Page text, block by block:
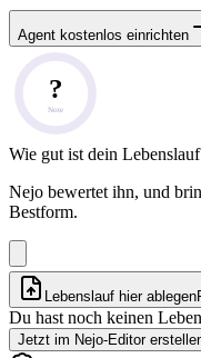
Agent kostenlos einrichten
?
Note
Wie gut ist dein
Nejo bewertet ihn, und
Bestform.
Lebenslauf hier ablegen
Du hast noch keinen
Jetzt im Nejo-Editor